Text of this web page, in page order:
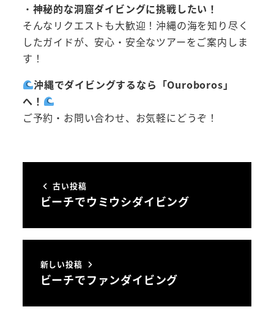
・ 神秘的な洞窟ダイビングに挑戦したい！
そんなリクエストも大歓迎！沖縄の海を知り尽く
したガイドが、安心・安全なツアーをご案内しま
す！
沖縄でダイビングするなら「Ouroboros」
へ！
ご予約・お問い合わせ、お気軽にどうぞ！
古い投稿
ビーチでウミウシダイビング
新しい投稿
ビーチでファンダイビング